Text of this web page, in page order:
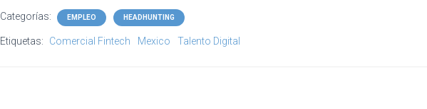
Categorías: EMPLEO HEADHUNTING
Etiquetas: Comercial Fintech Mexico Talento Digital